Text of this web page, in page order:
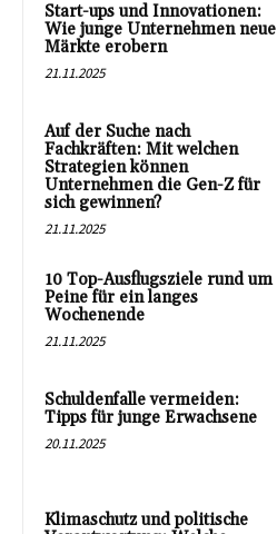
Start-ups und Innovationen:
Wie junge Unternehmen neue
Märkte erobern
21.11.2025
Auf der Suche nach
Fachkräften: Mit welchen
Strategien können
Unternehmen die Gen-Z für
sich gewinnen?
21.11.2025
10 Top-Ausflugsziele rund um
Peine für ein langes
Wochenende
21.11.2025
Schuldenfalle vermeiden:
Tipps für junge Erwachsene
20.11.2025
Klimaschutz und politische